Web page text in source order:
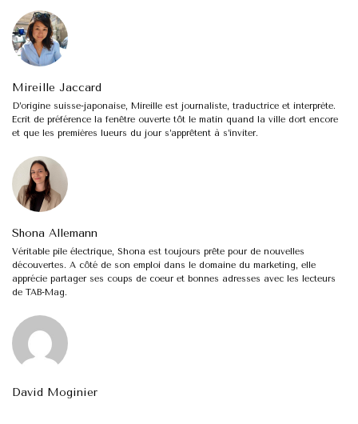
Mireille Jaccard
D’origine suisse-japonaise, Mireille est journaliste, traductrice et interprète.
Ecrit de préférence la fenêtre ouverte tôt le matin quand la ville dort encore
et que les premières lueurs du jour s’apprêtent à s’inviter.
Shona Allemann
Véritable pile électrique, Shona est toujours prête pour de nouvelles
découvertes. A côté de son emploi dans le domaine du marketing, elle
apprécie partager ses coups de coeur et bonnes adresses avec les lecteurs
de TAB-Mag.
David Moginier